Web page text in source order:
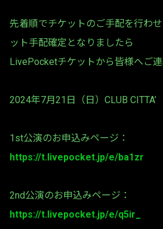
先着順でチケットのご手配を行わ
ット手配確定となりましたら
LivePocketチケットから皆様へご連
2024年7月21日（日）CLUB CITTA’
1st公演のお申込みページ：
https://t.livepocket.jp/e/ba1zr
2nd公演のお申込みページ：
https://t.livepocket.jp/e/q5ir_